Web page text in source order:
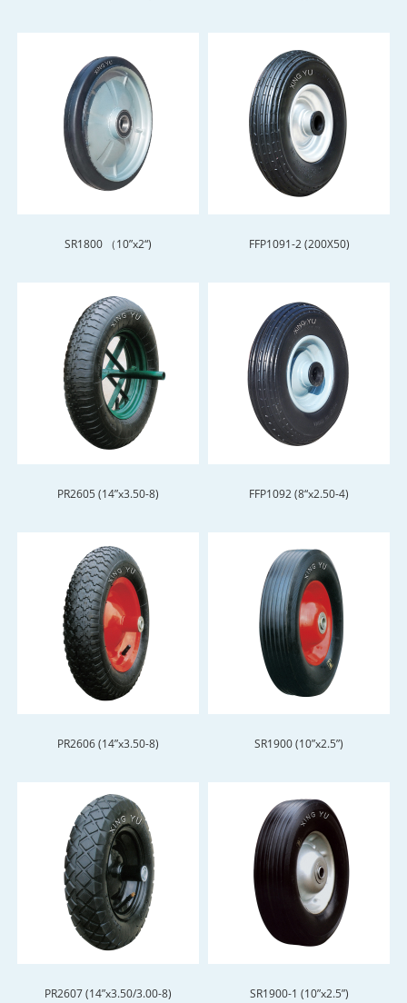
SR1800 （10”x2“) FFP1091-2 (200X50)
PR2605 (14”x3.50-8) FFP1092 (8“x2.50-4)
PR2606 (14”x3.50-8) SR1900 (10”x2.5”)
PR2607 (14”x3.50/3.00-8) SR1900-1 (10”x2.5”)